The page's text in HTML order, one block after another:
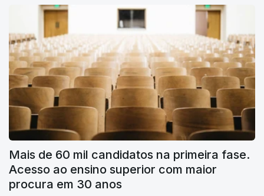
Mais de 60 mil candidatos na primeira fase.
Acesso ao ensino superior com maior
procura em 30 anos